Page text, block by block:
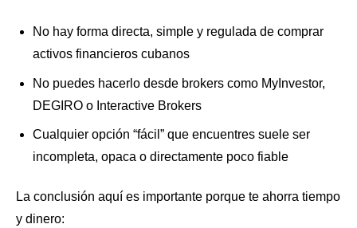
No hay forma directa, simple y regulada de comprar
activos financieros cubanos
No puedes hacerlo desde brokers como MyInvestor,
DEGIRO o Interactive Brokers
Cualquier opción “fácil” que encuentres suele ser
incompleta, opaca o directamente poco fiable
La conclusión aquí es importante porque te ahorra tiempo
y dinero: